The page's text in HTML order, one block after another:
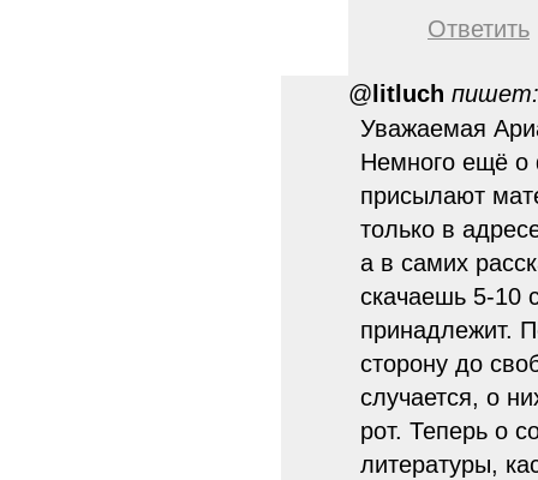
Ответить
@ litluch пишет:
Уважаемая
Немного ещё о
присылают
только в
а в самих
скачаешь 5-10
принадлежит.
сторону до
случается, о
рот. Теперь о
литературы,